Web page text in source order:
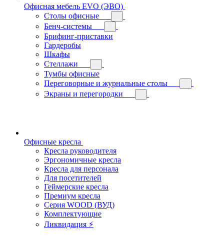
Офисная мебель EVO (ЭВО)
Cтолы офисные
Бенч-системы
Брифинг-приставки
Гардеробы
Шкафы
Стеллажи
Тумбы офисные
Переговорные и журнальные столы
Экраны и перегородки
Офисные кресла
Кресла руководителя
Эргономичные кресла
Кресла для персонала
Для посетителей
Геймерские кресла
Премиум кресла
Серия WOOD (ВУД)
Комплектующие
Ликвидация ⚡